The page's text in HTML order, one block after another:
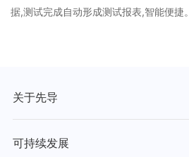
据,测试完成自动形成测试报表,智能便捷。
关于先导
可持续发展